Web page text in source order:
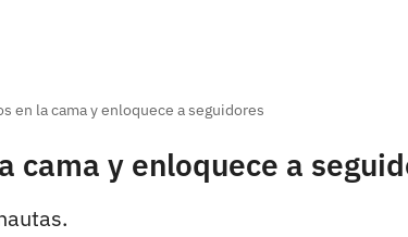
en la cama y enloquece a seguidores
cama y enloquece a